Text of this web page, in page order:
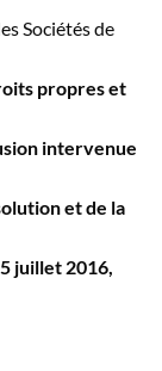
Sociétés de
propres et
intervenue
et de la
juillet 2016,